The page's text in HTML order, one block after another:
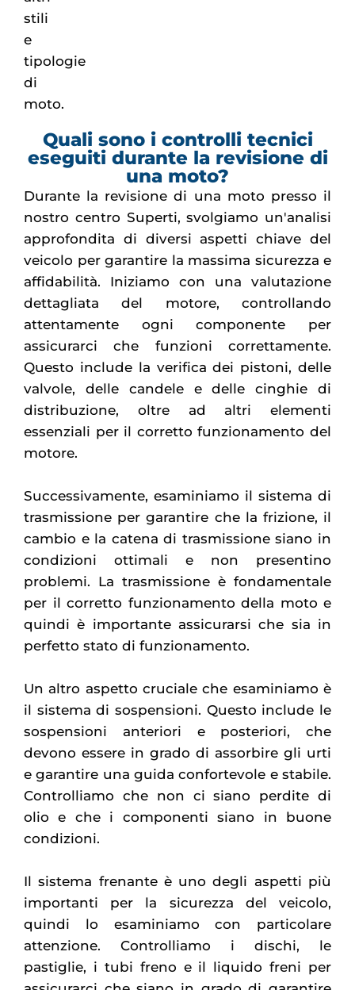
stili
e
tipologie
di
moto.
Quali sono i controlli tecnici
eseguiti durante la revisione di
una moto?
Durante la revisione di una moto presso il
nostro centro Superti, svolgiamo un'analisi
approfondita di diversi aspetti chiave del
veicolo per garantire la massima sicurezza e
affidabilità. Iniziamo con una valutazione
dettagliata del motore, controllando
attentamente ogni componente per
assicurarci che funzioni correttamente.
Questo include la verifica dei pistoni, delle
valvole, delle candele e delle cinghie di
distribuzione, oltre ad altri elementi
essenziali per il corretto funzionamento del
motore.
Successivamente, esaminiamo il sistema di
trasmissione per garantire che la frizione, il
cambio e la catena di trasmissione siano in
condizioni ottimali e non presentino
problemi. La trasmissione è fondamentale
per il corretto funzionamento della moto e
quindi è importante assicurarsi che sia in
perfetto stato di funzionamento.
Un altro aspetto cruciale che esaminiamo è
il sistema di sospensioni. Questo include le
sospensioni anteriori e posteriori, che
devono essere in grado di assorbire gli urti
e garantire una guida confortevole e stabile.
Controlliamo che non ci siano perdite di
olio e che i componenti siano in buone
condizioni.
Il sistema frenante è uno degli aspetti più
importanti per la sicurezza del veicolo,
quindi lo esaminiamo con particolare
attenzione. Controlliamo i dischi, le
pastiglie, i tubi freno e il liquido freni per